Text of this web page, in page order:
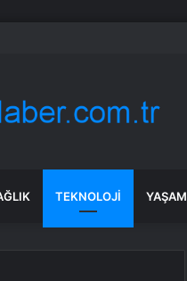
Geçirildi
TEKNOLOJI YAŞAM